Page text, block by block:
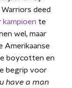
deed
kampioen te
wel, maar
Amerikaanse
boycotten en
begrip voor
have a man